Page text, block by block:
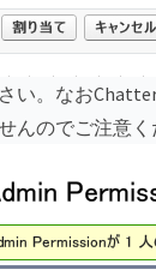
い。なお
んのでご注意く